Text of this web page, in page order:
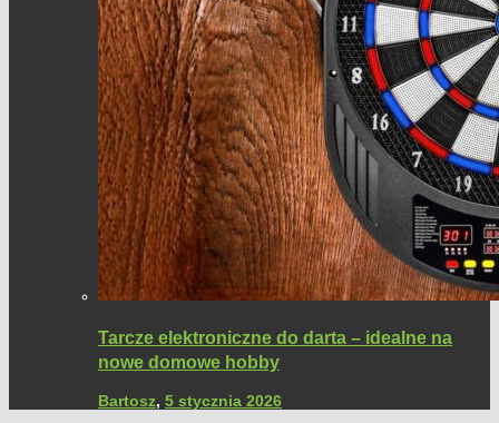
Tarcze elektroniczne do darta – idealne na
nowe domowe hobby
Bartosz, 5 stycznia 2026